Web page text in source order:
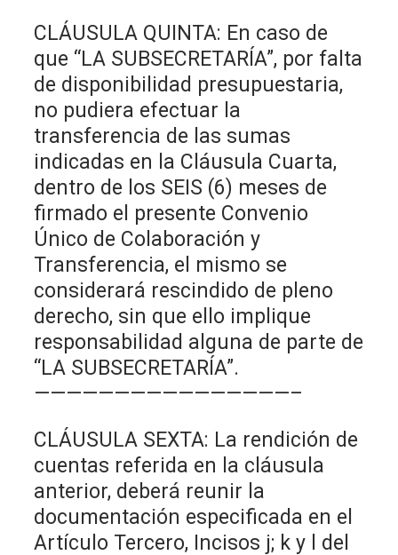
CLÁUSULA QUINTA: En caso de
que “LA SUBSECRETARÍA”, por falta
de disponibilidad presupuestaria,
no pudiera efectuar la
transferencia de las sumas
indicadas en la Cláusula Cuarta,
dentro de los SEIS (6) meses de
firmado el presente Convenio
Único de Colaboración y
Transferencia, el mismo se
considerará rescindido de pleno
derecho, sin que ello implique
responsabilidad alguna de parte de
“LA SUBSECRETARÍA”.
————————————————–
CLÁUSULA SEXTA: La rendición de
cuentas referida en la cláusula
anterior, deberá reunir la
documentación especificada en el
Artículo Tercero, Incisos j; k y l del